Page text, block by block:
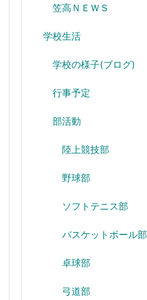
笠高ＮＥＷＳ
学校生活
学校の様子(ブログ)
行事予定
部活動
陸上競技部
野球部
ソフトテニス部
バスケットボール部
卓球部
弓道部